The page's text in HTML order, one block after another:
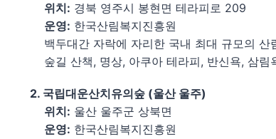
위치: 경북 영주시 봉현면 테라피로 209
운영: 한국산림복지진흥원
백두대간 자락에 자리한 국내 최대 규모의 산
숲길 산책, 명상, 아쿠아 테라피, 반신욕, 삼
2. 국립대운산치유의숲 (울산 울주)
위치: 울산 울주군 상북면
운영: 한국산림복지진흥원